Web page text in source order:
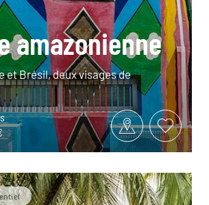
amazonienne
et Brésil, deux visages de